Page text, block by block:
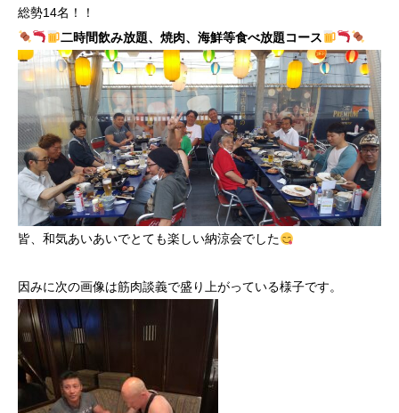
総勢14名！！
二時間飲み放題、焼肉、海鮮等食べ放題コース
皆、和気あいあいでとても楽しい納涼会でした
因みに次の画像は筋肉談義で盛り上がっている様子です。